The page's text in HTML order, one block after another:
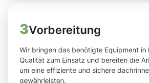
3Vorbereitung
Wir bringen das benötigte Equipment in
Qualität zum Einsatz und bereiten die
um eine effiziente und sichere
gewährleisten.